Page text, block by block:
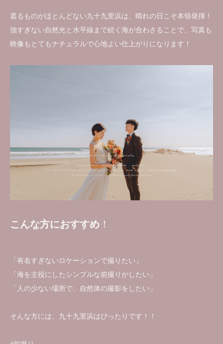
遮るものがほとんどない九十九里浜は、晴れの日こそ本領発揮！
強すぎない自然光と水平線まで続く海が合わさることで、写真も
映像もとてもナチュラルで心地よい仕上がりになります！
こんな方におすすめ ！
「有名すぎないロケーションで撮りたい」
「海を主役にしたシンプルな前撮りがしたい」
「人の少ない場所で、自然体の撮影をしたい」
そんな方には、九十九里浜はぴったりです！！